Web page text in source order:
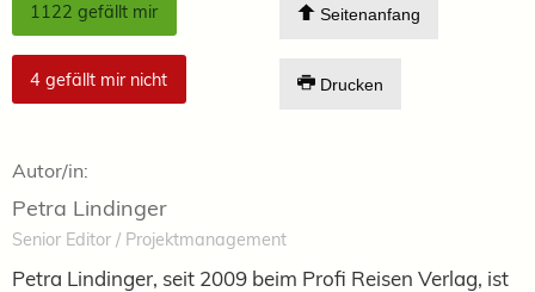
1122 gefällt mir
4 gefällt mir nicht
Seitenanfang
Drucken
Autor/in:
Petra Lindinger
Senior Editor / Projektmanagement
Petra Lindinger, seit 2009 beim Profi Reisen Verlag, ist